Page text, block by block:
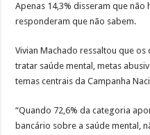
Apenas 14,3% disseram que não
responderam que não sabem.
Vivian Machado ressaltou que
tratar saúde mental, metas
temas centrais da Campanha
“Quando 72,6% da categoria
bancário sobre a saúde mental,